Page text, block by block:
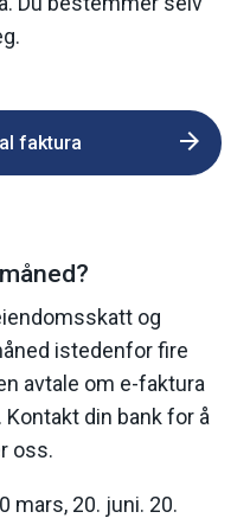
faktura
og
istedenfor fire
avtale om e-faktura
din bank for å
oss.
mars, 20. juni. 20.